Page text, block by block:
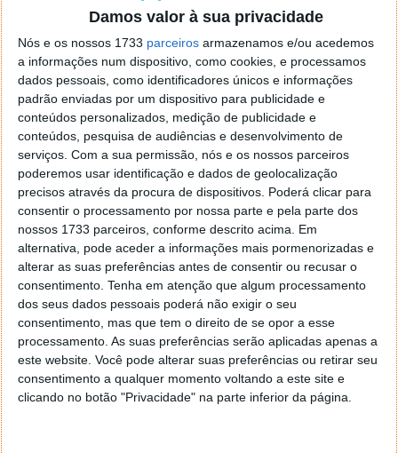
Damos valor à sua privacidade
Nós e os nossos 1733 parceiros armazenamos e/ou acedemos
a informações num dispositivo, como cookies, e processamos
dados pessoais, como identificadores únicos e informações
padrão enviadas por um dispositivo para publicidade e
conteúdos personalizados, medição de publicidade e
conteúdos, pesquisa de audiências e desenvolvimento de
serviços. Com a sua permissão, nós e os nossos parceiros
poderemos usar identificação e dados de geolocalização
precisos através da procura de dispositivos. Poderá clicar para
consentir o processamento por nossa parte e pela parte dos
nossos 1733 parceiros, conforme descrito acima. Em
alternativa, pode aceder a informações mais pormenorizadas e
alterar as suas preferências antes de consentir ou recusar o
consentimento. Tenha em atenção que algum processamento
dos seus dados pessoais poderá não exigir o seu
consentimento, mas que tem o direito de se opor a esse
processamento. As suas preferências serão aplicadas apenas a
este website. Você pode alterar suas preferências ou retirar seu
consentimento a qualquer momento voltando a este site e
clicando no botão "Privacidade" na parte inferior da página.
agradecido, caso contrario obrigado a mesma
Vítor M.
7 de Novembro de 2005 às 01:39
@Reporter
Desculpa mas o link funciona. Seja como for segue por mail
o MSn Messenger 8.
Responder
Vítor M.
7 de Novembro de 2005 às 11:21
@Rui
Tens de encontrar o que te falei. Faz da seguinte maneira,
janela iniciar e no topo dessa janela com o botão direito do
rato faz propriedades. Depois no separador Menu ‘Iniciar’
clica no botão ‘Personalizar’ aí encontrarás no separador
geral a opção para escolheres o Browser com que queres
navegar e o gestor de e-mail. Caso não consigas chegar lá,
vais ao teu Firefox e nas ferramentas ou tools escolhes
‘Opções’ ou ‘Options’ icon geral da então janela aberta e
logo perto do fim encontras um local para colocares um
visto que vai obrigar o Firefox a verificar se este é o browser